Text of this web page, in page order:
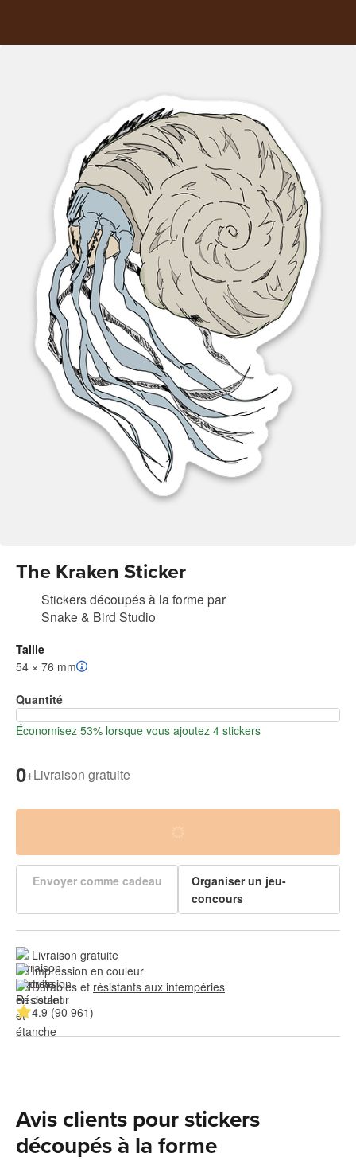
The Kraken Sticker
Stickers découpés à la forme par
Snake & Bird Studio
Taille
54 × 76 mm
Quantité
Économisez 53% lorsque vous ajoutez 4 stickers
0+Livraison gratuite
Envoyer comme cadeau
Organiser un jeu-
concours
Livraison gratuite
Impression en couleur
Durables et résistants aux intempéries
4.9 (90 961)
Avis clients pour stickers
découpés à la forme